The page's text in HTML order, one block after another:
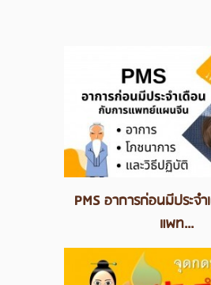
PMS อาการก่อนมีประจ
แพท...